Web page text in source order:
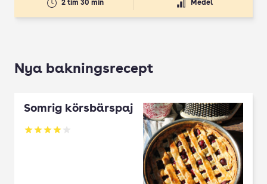
2 tim 30 min Medel
Nya bakningsrecept
Somrig körsbärspaj
Betyg: 4 av 5